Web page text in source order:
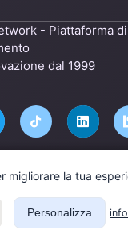
la tua
Personalizza
- Piattaforma
dal 1999
Termini di ServizioLicenza
Network
Ladysilvia ©